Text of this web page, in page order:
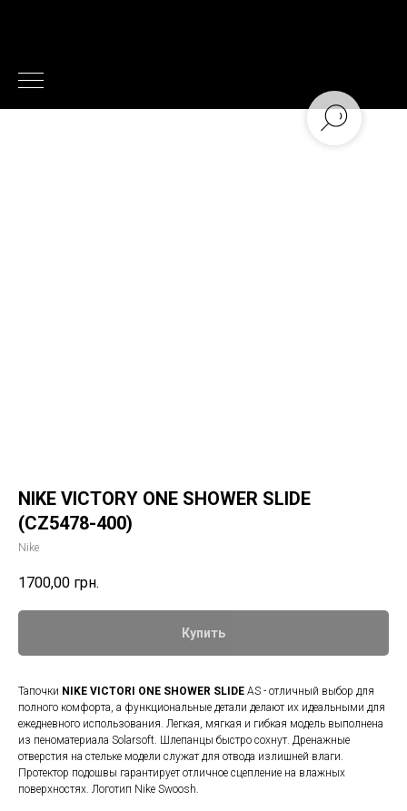
NIKE VICTORY ONE SHOWER SLIDE
(CZ5478-400)
Nike
1700,00 грн.
Купить
Тапочки NIKE VICTORI ONE SHOWER SLIDE AS - отличный выбор для
полного комфорта, а функциональные детали делают их идеальными для
ежедневного использования. Легкая, мягкая и гибкая модель выполнена
из пеноматериала Solarsoft. Шлепанцы быстро сохнут. Дренажные
отверстия на стельке модели служат для отвода излишней влаги.
Протектор подошвы гарантирует отличное сцепление на влажных
поверхностях. Логотип Nike Swoosh.